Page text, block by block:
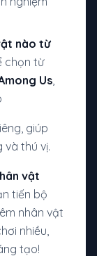
nào từ
chọn từ
Us,
giúp
thú vị.
vật
tiến bộ
nhân vật
nhiều,
tạo!